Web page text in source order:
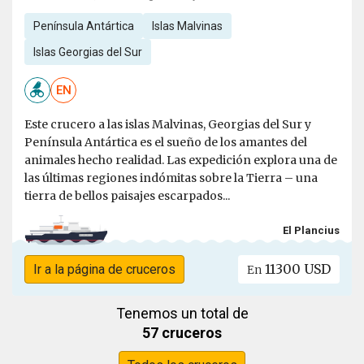
Península Antártica Islas Malvinas
Islas Georgias del Sur
EN
Este crucero a las islas Malvinas, Georgias del Sur y
Península Antártica es el sueño de los amantes del
animales hecho realidad. Las expedición explora una de
las últimas regiones indómitas sobre la Tierra – una
tierra de bellos paisajes escarpados...
El Plancius
Ir a la página de cruceros En 11300 USD
Tenemos un total de
57 cruceros